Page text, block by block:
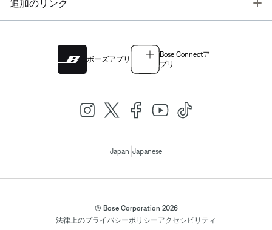
追加のリンク
ボーズアプリ
Bose Connectア
プリ
Japan Japanese
© Bose Corporation 2026
法律上のプライバシーポリシーアクセシビリティ